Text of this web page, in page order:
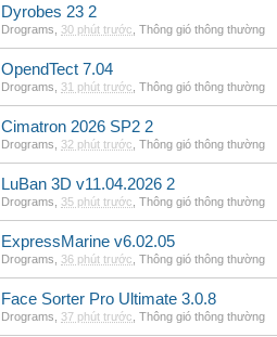
Dyrobes 23 2
Drograms 30 phút trước Thông gió thông thường
OpendTect 7.04
Drograms 31 phút trước Thông gió thông thường
Cimatron 2026 SP2 2
Drograms 32 phút trước Thông gió thông thường
LuBan 3D v11.04.2026 2
Drograms 35 phút trước Thông gió thông thường
ExpressMarine v6.02.05
Drograms 36 phút trước Thông gió thông thường
Face Sorter Pro Ultimate 3.0.8
Drograms 37 phút trước Thông gió thông thường